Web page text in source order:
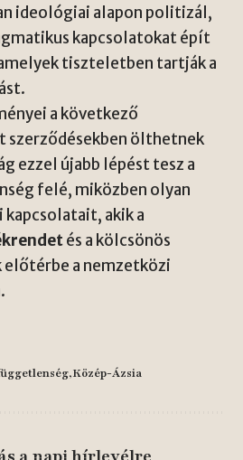
ideológiai alapon politizál,
kapcsolatokat épít
tiszteletben tartják a
a következő
szerződésekben ölthetnek
ezzel újabb lépést tesz a
felé, miközben olyan
akik a
és a kölcsönös
a nemzetközi
Közép-Ázsia